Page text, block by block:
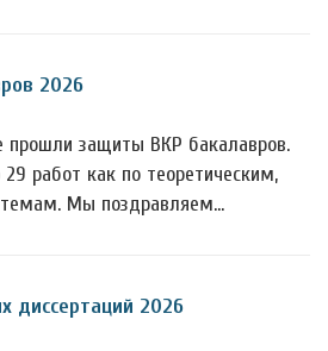
2026
прошли защиты ВКР бакалавров.
работ как по теоретическим,
Мы поздравляем…
диссертаций 2026